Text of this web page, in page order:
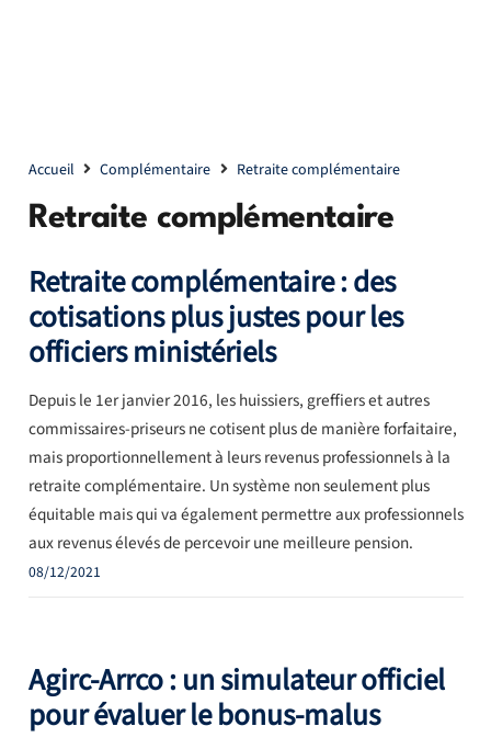
Accueil Complémentaire Retraite complémentaire
Retraite complémentaire
Retraite complémentaire : des
cotisations plus justes pour les
officiers ministériels
Depuis le 1er janvier 2016, les huissiers, greffiers et autres
commissaires-priseurs ne cotisent plus de manière forfaitaire,
mais proportionnellement à leurs revenus professionnels à la
retraite complémentaire. Un système non seulement plus
équitable mais qui va également permettre aux professionnels
aux revenus élevés de percevoir une meilleure pension.
08/12/2021
Agirc-Arrco : un simulateur officiel
pour évaluer le bonus-malus